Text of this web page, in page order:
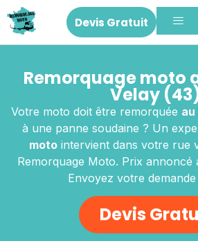
Devis Gratuit
Remorquage moto
Velay
Votre moto doit être remorquée au
à une panne soudaine ? Un
motointervient dans votre rue
Remorquage Moto. Prix annoncé
Envoyez votre
Devis